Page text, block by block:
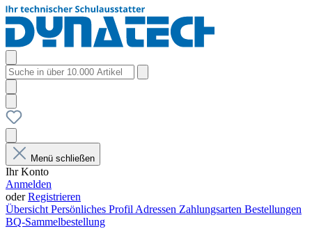
Menü schließen
Ihr Konto
Anmelden
oderRegistrieren
Übersicht Persönliches Profil Adressen Zahlungsarten Bestellungen
BQ-Sammelbestellung